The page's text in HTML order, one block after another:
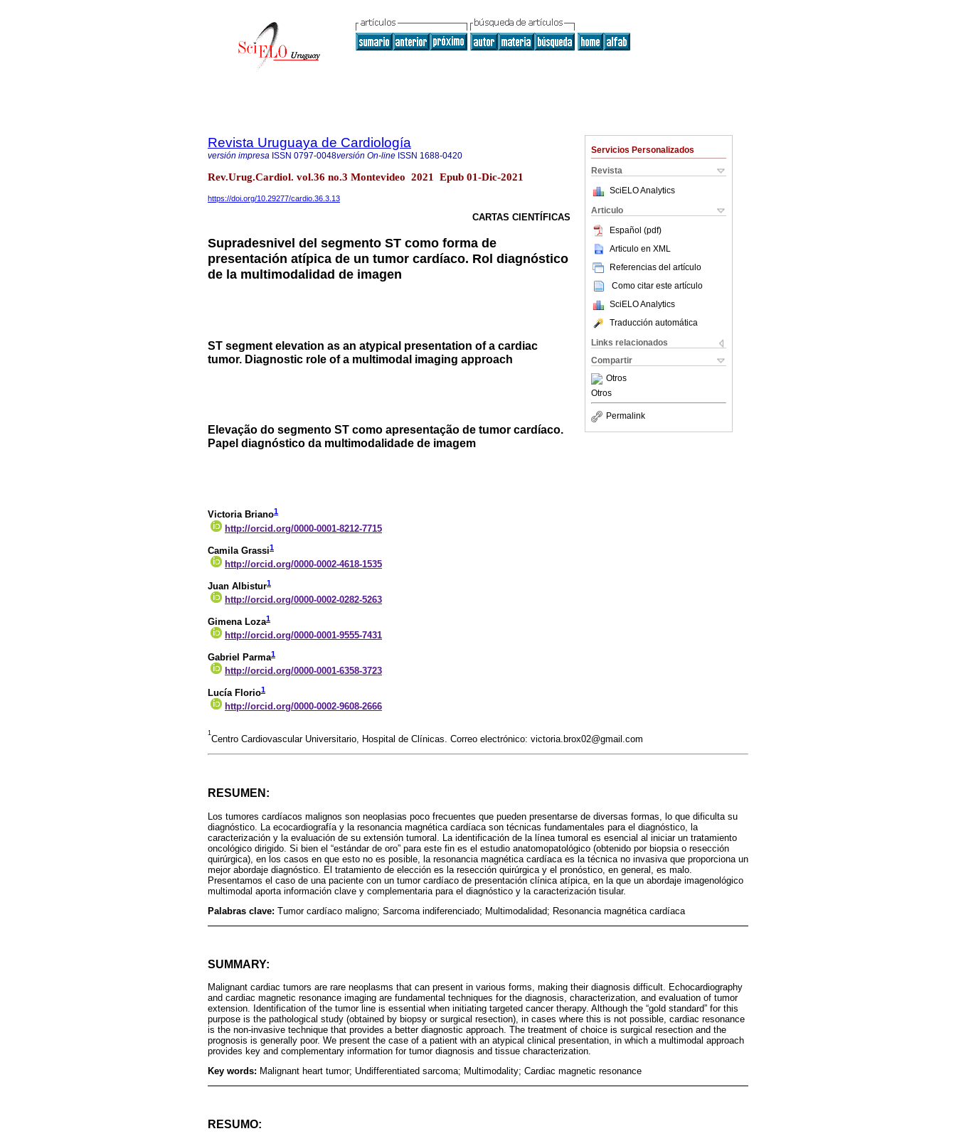
Servicios Personalizados
Revista
SciELO Analytics
Articulo
Español (pdf)
Articulo en XML
Referencias del artículo
Como citar este artículo
SciELO Analytics
Traducción automática
Links relacionados
Compartir
Otros
Otros
Permalink
Revista Uruguaya de Cardiología
versión impresa ISSN 0797-0048versión On-line ISSN 1688-0420
Rev.Urug.Cardiol. vol.36 no.3 Montevideo 2021 Epub 01-Dic-2021
https://doi.org/10.29277/cardio.36.3.13
CARTAS CIENTÍFICAS
Supradesnivel del segmento ST como forma de
presentación atípica de un tumor cardíaco. Rol diagnóstico
de la multimodalidad de imagen
ST segment elevation as an atypical presentation of a cardiac
tumor. Diagnostic role of a multimodal imaging approach
Elevação do segmento ST como apresentação de tumor cardíaco.
Papel diagnóstico da multimodalidade de imagem
Victoria Briano1
http://orcid.org/0000-0001-8212-7715
Camila Grassi1
http://orcid.org/0000-0002-4618-1535
Juan Albistur1
http://orcid.org/0000-0002-0282-5263
Gimena Loza1
http://orcid.org/0000-0001-9555-7431
Gabriel Parma1
http://orcid.org/0000-0001-6358-3723
Lucía Florio1
http://orcid.org/0000-0002-9608-2666
1
Centro Cardiovascular Universitario, Hospital de Clínicas. Correo electrónico: victoria.brox02@gmail.com
RESUMEN:
Los tumores cardíacos malignos son neoplasias poco frecuentes que pueden presentarse de diversas formas, lo que dificulta su
diagnóstico. La ecocardiografía y la resonancia magnética cardíaca son técnicas fundamentales para el diagnóstico, la
caracterización y la evaluación de su extensión tumoral. La identificación de la línea tumoral es esencial al iniciar un tratamiento
oncológico dirigido. Si bien el “estándar de oro” para este fin es el estudio anatomopatológico (obtenido por biopsia o resección
quirúrgica), en los casos en que esto no es posible, la resonancia magnética cardíaca es la técnica no invasiva que proporciona un
mejor abordaje diagnóstico. El tratamiento de elección es la resección quirúrgica y el pronóstico, en general, es malo.
Presentamos el caso de una paciente con un tumor cardíaco de presentación clínica atípica, en la que un abordaje imagenológico
multimodal aporta información clave y complementaria para el diagnóstico y la caracterización tisular.
Palabras clave: Tumor cardíaco maligno; Sarcoma indiferenciado; Multimodalidad; Resonancia magnética cardíaca
SUMMARY:
Malignant cardiac tumors are rare neoplasms that can present in various forms, making their diagnosis difficult. Echocardiography
and cardiac magnetic resonance imaging are fundamental techniques for the diagnosis, characterization, and evaluation of tumor
extension. Identification of the tumor line is essential when initiating targeted cancer therapy. Although the “gold standard” for this
purpose is the pathological study (obtained by biopsy or surgical resection), in cases where this is not possible, cardiac resonance
is the non-invasive technique that provides a better diagnostic approach. The treatment of choice is surgical resection and the
prognosis is generally poor. We present the case of a patient with an atypical clinical presentation, in which a multimodal approach
provides key and complementary information for tumor diagnosis and tissue characterization.
Key words: Malignant heart tumor; Undifferentiated sarcoma; Multimodality; Cardiac magnetic resonance
RESUMO: